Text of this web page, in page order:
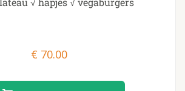
€ 70.00